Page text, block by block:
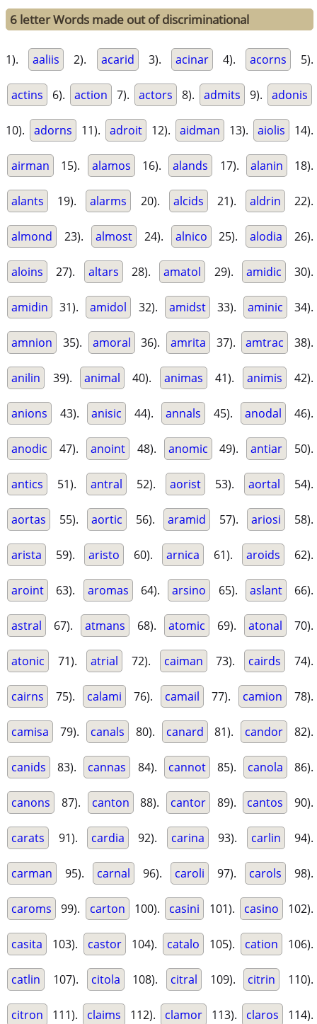
6 letter Words made out of discriminational
1). aaliis 2). acarid 3). acinar 4). acorns 5).
actins 6). action 7). actors 8). admits 9). adonis
10). adorns 11). adroit 12). aidman 13). aiolis 14).
airman 15). alamos 16). alands 17). alanin 18).
alants 19). alarms 20). alcids 21). aldrin 22).
almond 23). almost 24). alnico 25). alodia 26).
aloins 27). altars 28). amatol 29). amidic 30).
amidin 31). amidol 32). amidst 33). aminic 34).
amnion 35). amoral 36). amrita 37). amtrac 38).
anilin 39). animal 40). animas 41). animis 42).
anions 43). anisic 44). annals 45). anodal 46).
anodic 47). anoint 48). anomic 49). antiar 50).
antics 51). antral 52). aorist 53). aortal 54).
aortas 55). aortic 56). aramid 57). ariosi 58).
arista 59). aristo 60). arnica 61). aroids 62).
aroint 63). aromas 64). arsino 65). aslant 66).
astral 67). atmans 68). atomic 69). atonal 70).
atonic 71). atrial 72). caiman 73). cairds 74).
cairns 75). calami 76). camail 77). camion 78).
camisa 79). canals 80). canard 81). candor 82).
canids 83). cannas 84). cannot 85). canola 86).
canons 87). canton 88). cantor 89). cantos 90).
carats 91). cardia 92). carina 93). carlin 94).
carman 95). carnal 96). caroli 97). carols 98).
caroms 99). carton 100). casini 101). casino 102).
casita 103). castor 104). catalo 105). cation 106).
catlin 107). citola 108). citral 109). citrin 110).
citron 111). claims 112). clamor 113). claros 114).